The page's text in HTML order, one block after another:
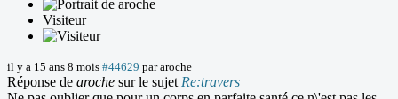
Visiteur
il y a 15 ans 8 mois #44629 pararoche
Réponse de aroche sur le sujet Re:travers